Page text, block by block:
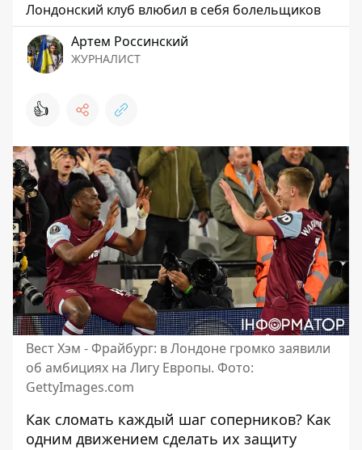
Лондонский клуб влюбил в себя болельщиков
Артем Россинский
ЖУРНАЛИСТ
👍
Вест Хэм - Фрайбург: в Лондоне громко заявили
об амбициях на Лигу Европы. Фото:
GettyImages.com
Как сломать каждый шаг соперников? Как
одним движением сделать их защиту